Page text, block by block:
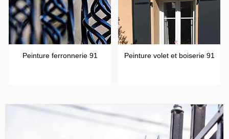
Peinture ferronnerie 91 Peinture volet et boiserie 91